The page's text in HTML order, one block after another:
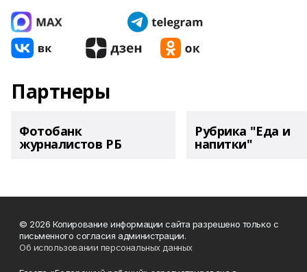
Партнеры
Фотобанк
журналистов РБ
Рубрика "Еда и
напитки"
© 2026 Копирование информации сайта разрешено только с
письменного согласия администрации.
Об использовании персональных данных